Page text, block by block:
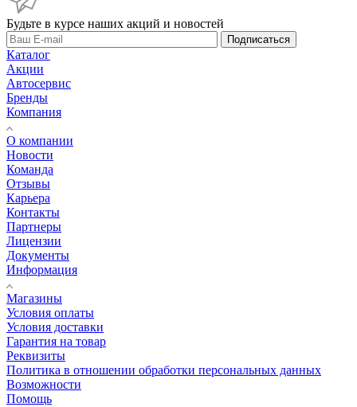
Будьте в курсе наших акций и новостей
Подписаться
Каталог
Акции
Автосервис
Бренды
Компания
О компании
Новости
Команда
Отзывы
Карьера
Контакты
Партнеры
Лицензии
Документы
Информация
Магазины
Условия оплаты
Условия доставки
Гарантия на товар
Реквизиты
Политика в отношении обработки персональных данных
Возможности
Помощь